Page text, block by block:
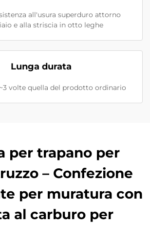
all'usura superduro attorno
e alla striscia in otto leghe
Lunga durata
volte quella del prodotto ordinario
per trapano per
– Confezione
per muratura con
al carburo per